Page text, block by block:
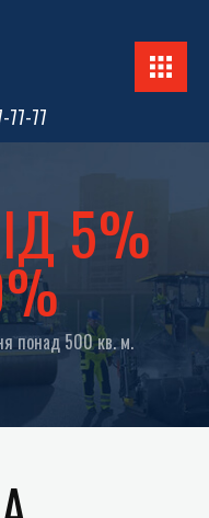
77-77
5%
понад 500 кв. м.